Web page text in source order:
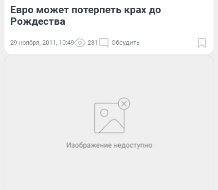
Евро может потерпеть крах до
Рождества
29 ноября, 2011, 10:49 231 Обсудить